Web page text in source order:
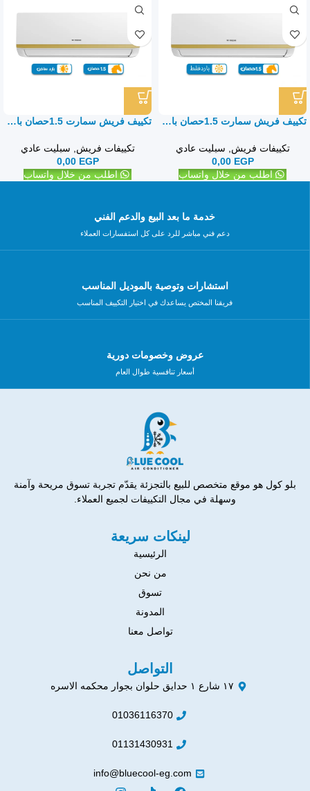
تكييف فريش سمارت 1.5حصان بارد فقط – سبليت
تكييفات فريش, سبليت عادي
0,00 EGP
اطلب من خلال واتساب
تكييف فريش سمارت 1.5حصان بارد ساخن – سبليت
تكييفات فريش, سبليت عادي
0,00 EGP
اطلب من خلال واتساب
خدمة ما بعد البيع والدعم الفني
دعم فني مباشر للرد على كل استفسارات العملاء
استشارات وتوصية بالموديل المناسب
فريقنا المختص يساعدك في اختيار التكييف المناسب
عروض وخصومات دورية
أسعار تنافسية طوال العام
بلو كول هو موقع متخصص للبيع بالتجزئة يقدّم تجربة تسوق مريحة وآمنة
وسهلة في مجال التكييفات لجميع العملاء.
لينكات سريعة
الرئيسية
من نحن
تسوق
المدونة
تواصل معنا
التواصل
١٧ شارع ١ حدايق حلوان بجوار محكمه الاسره
01036116370
01131430931
info@bluecool-eg.com